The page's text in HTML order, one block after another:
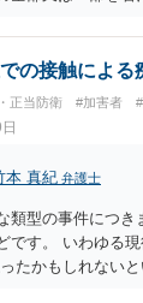
るもの
の接触による
正当防衛 #加害者
本 真紀 弁護士
類型の事件につ
です。 いわゆる
たかもしれない